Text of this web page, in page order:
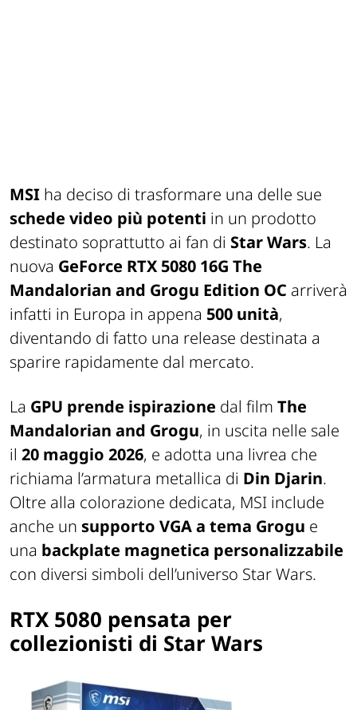
MSI ha deciso di trasformare una delle sue
schede video più potenti in un prodotto
destinato soprattutto ai fan di Star Wars. La
nuova GeForce RTX 5080 16G The
Mandalorian and Grogu Edition OC arriverà
infatti in Europa in appena 500 unità,
diventando di fatto una release destinata a
sparire rapidamente dal mercato.
La GPU prende ispirazione dal film The
Mandalorian and Grogu, in uscita nelle sale
il 20 maggio 2026, e adotta una livrea che
richiama l’armatura metallica di Din Djarin.
Oltre alla colorazione dedicata, MSI include
anche un supporto VGA a tema Grogu e
una backplate magnetica personalizzabile
con diversi simboli dell’universo Star Wars.
RTX 5080 pensata per
collezionisti di Star Wars